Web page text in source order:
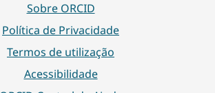
Sobre ORCID
Política de Privacidade
Termos de utilização
Acessibilidade